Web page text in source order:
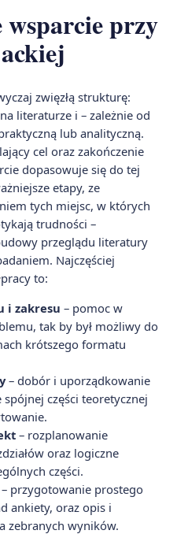
przy
zwięzłą strukturę:
literaturze i – zależnie od
lub analityczną.
cel oraz zakończenie
dopasowuje się do tej
etapy, ze
tych miejsc, w których
trudności –
przeglądu literatury
Najczęściej
to:
i zakresu – pomoc w
tak by był możliwy do
krótszego formatu
– dobór i uporządkowanie
spójnej części teoretycznej
– rozplanowanie
oraz logiczne
części.
– przygotowanie prostego
ankiety, oraz opis i
zebranych wyników.